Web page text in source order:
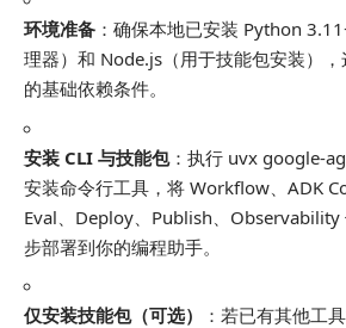
环境准备 ：确保本地已安装 Python
理器）和 Node.js（用于技能包安装）
的基础依赖条件。
安装 CLI 与技能包：执行 uvx google-
安装命令行工具，将 Workflow、ADK
Eval、Deploy、Publish、Observability
步部署到你的编程助手。
仅安装技能包（可选）
：若已有其他工